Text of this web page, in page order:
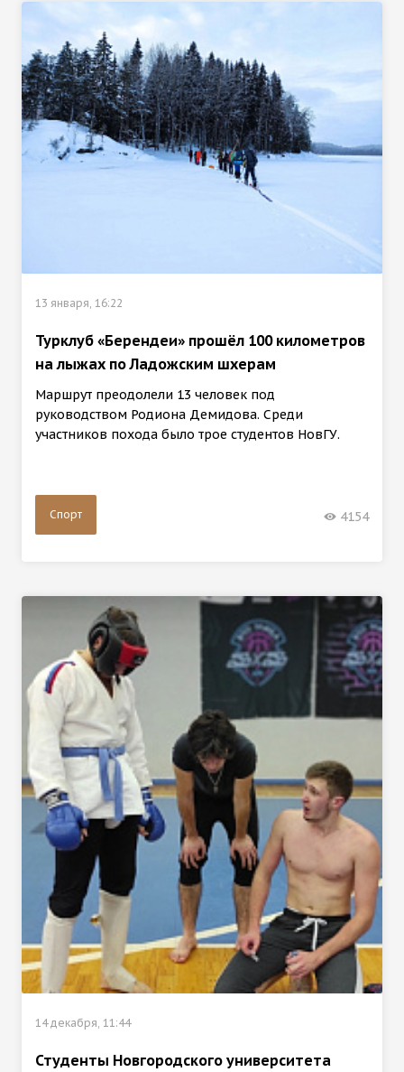
13 января, 16:22
Турклуб «Берендеи» прошёл 100 километров
на лыжах по Ладожским шхерам
Маршрут преодолели 13 человек под
руководством Родиона Демидова. Среди
участников похода было трое студентов НовГУ.
Спорт 4154
14 декабря, 11:44
Студенты Новгородского университета